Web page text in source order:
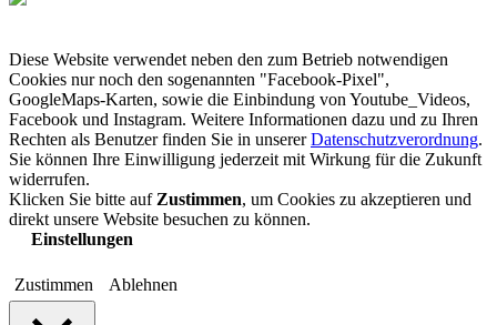
Diese Website verwendet neben den zum Betrieb notwendigen
Cookies nur noch den sogenannten "Facebook-Pixel",
GoogleMaps-Karten, sowie die Einbindung von Youtube_Videos,
Facebook und Instagram. Weitere Informationen dazu und zu Ihren
Rechten als Benutzer finden Sie in unsererDatenschutzverordnung.
Sie können Ihre Einwilligung jederzeit mit Wirkung für die Zukunft
widerrufen.
Klicken Sie bitte auf Zustimmen, um Cookies zu akzeptieren und
direkt unsere Website besuchen zu können.
Einstellungen
Zustimmen Ablehnen